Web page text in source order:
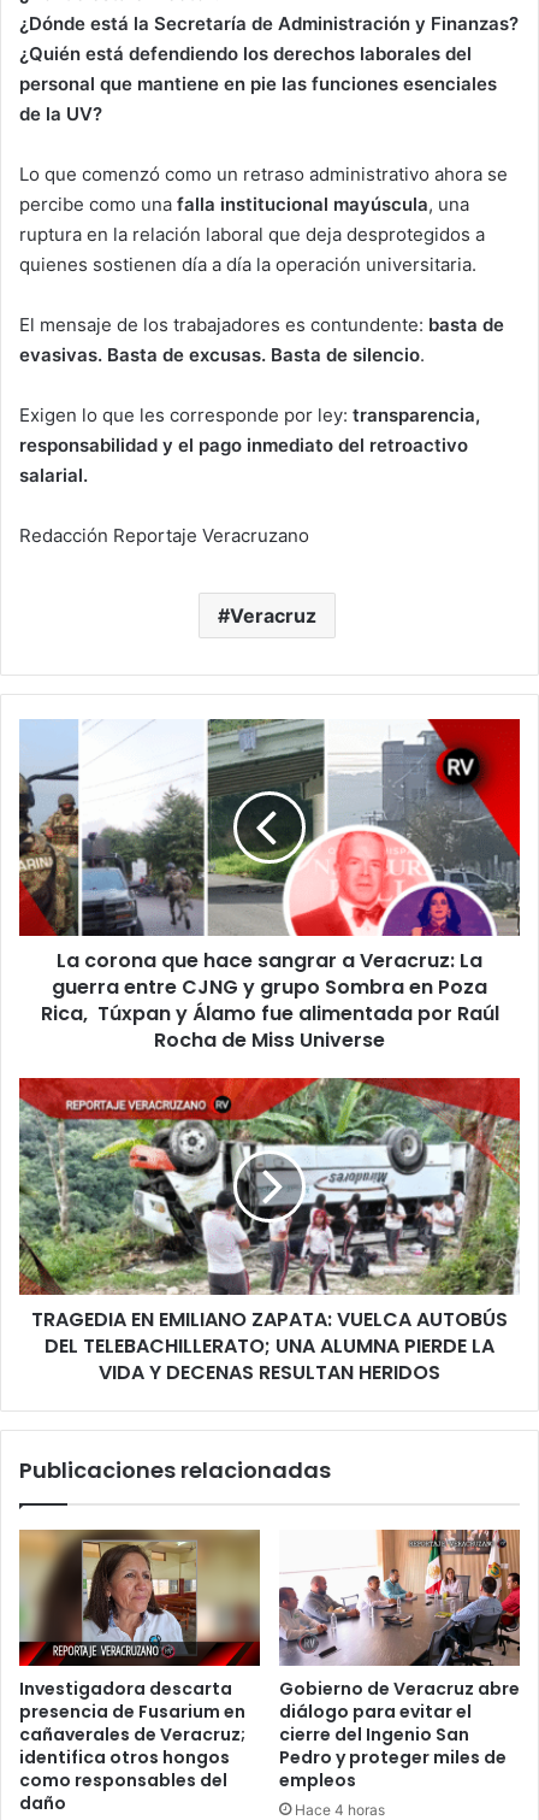
¿Dónde está la Secretaría de Administración y Finanzas?
¿Quién está defendiendo los derechos laborales del
personal que mantiene en pie las funciones esenciales
de la UV?
Lo que comenzó como un retraso administrativo ahora se
percibe como una falla institucional mayúscula, una
ruptura en la relación laboral que deja desprotegidos a
quienes sostienen día a día la operación universitaria.
El mensaje de los trabajadores es contundente: basta de
evasivas. Basta de excusas. Basta de silencio.
Exigen lo que les corresponde por ley: transparencia,
responsabilidad y el pago inmediato del retroactivo
salarial.
Redacción Reportaje Veracruzano
Veracruz
que
hace
sangrar
a
Veracruz:
La
guerra
entre
CJNG
en
Poza
Rica,
Túxpan
y
Álamo
fue
alimentada
por
Raúl
Rocha
Universe
La corona que hace sangrar a Veracruz: La
guerra entre CJNG y grupo Sombra en Poza
Rica, Túxpan y Álamo fue alimentada por Raúl
Rocha de Miss Universe
TRAGEDIA
EN
EMILIANO
ZAPATA:
VUELCA
AUTOBÚS
DEL
TELEBACHILLERATO;
UNA
ALUMNA
PIERDE
Y
RESULTAN
TRAGEDIA EN EMILIANO ZAPATA: VUELCA AUTOBÚS
DEL TELEBACHILLERATO; UNA ALUMNA PIERDE LA
VIDA Y DECENAS RESULTAN HERIDOS
Publicaciones relacionadas
Investigadora descarta
presencia de Fusarium en
cañaverales de Veracruz;
identifica otros hongos
como responsables del
daño
Gobierno de Veracruz abre
diálogo para evitar el
cierre del Ingenio San
Pedro y proteger miles de
empleos
Hace 4 horas